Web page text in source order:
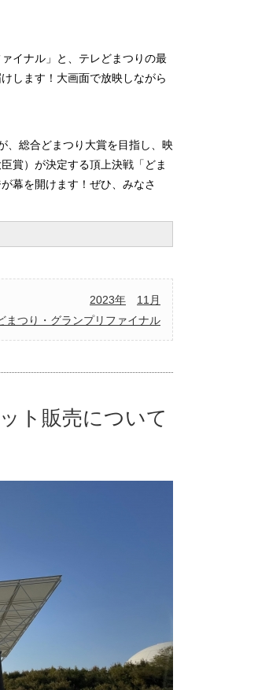
イナル」と、テレどまつりの最
します！大画面で放映しながら
、総合どまつり大賞を目指し、映
賞）が決定する頂上決戦「どま
幕を開けます！ぜひ、みなさ
2023年
11月
まつり・グランプリファイナル
ト販売について